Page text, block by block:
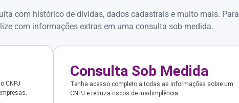
com histórico de dívidas, dados cadastrais e muito mais. Para
com informações extras em uma consulta sob medida.
CNPJ
Consulta Sob Medida
Tenha acesso completo a todas as informações sobre um
CNPJ e reduza riscos de inadimplência.